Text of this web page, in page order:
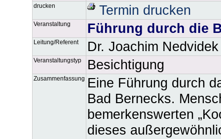
drucken Termin drucken
Veranstaltung Führung durch die
Leitung/Referent Dr. Joachim Nedvidek
Veranstaltungstyp Besichtigung
Zusammenfassung
Eine Führung durch
Bad Bernecks.
bemerkenswerten
dieses